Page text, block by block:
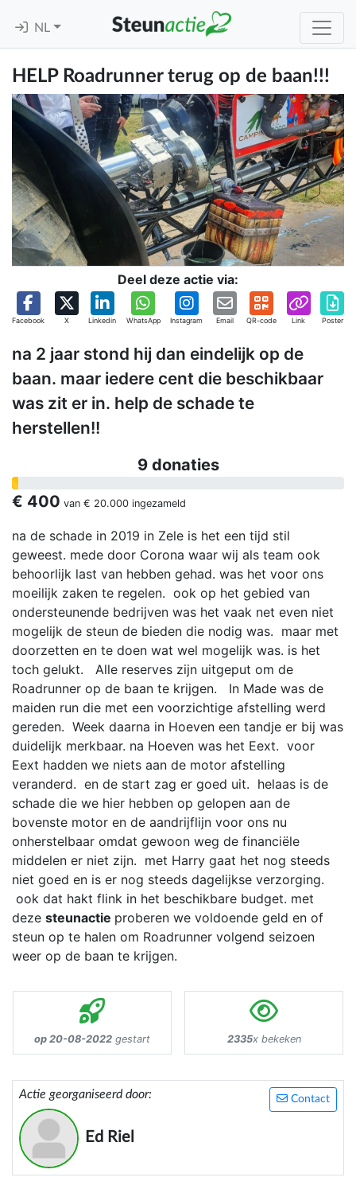
NL
HELP Roadrunner terug op de baan!!!
Deel deze actie via:
Facebook X Linkedin WhatsApp Instagram Email QR-code Link Poster
na 2 jaar stond hij dan eindelijk op de
baan. maar iedere cent die beschikbaar
was zit er in. help de schade te
herstellen!!
9 donaties
€ 400 van € 20.000 ingezameld
na de schade in 2019 in Zele is het een tijd stil
geweest. mede door Corona waar wij als team ook
behoorlijk last van hebben gehad. was het voor ons
moeilijk zaken te regelen. ook op het gebied van
ondersteunende bedrijven was het vaak net even niet
mogelijk de steun de bieden die nodig was. maar met
doorzetten en te doen wat wel mogelijk was. is het
toch gelukt. Alle reserves zijn uitgeput om de
Roadrunner op de baan te krijgen. In Made was de
maiden run die met een voorzichtige afstelling werd
gereden. Week daarna in Hoeven een tandje er bij was
duidelijk merkbaar. na Hoeven was het Eext. voor
Eext hadden we niets aan de motor afstelling
veranderd. en de start zag er goed uit. helaas is de
schade die we hier hebben op gelopen aan de
bovenste motor en de aandrijflijn voor ons nu
onherstelbaar omdat gewoon weg de financiële
middelen er niet zijn. met Harry gaat het nog steeds
niet goed en is er nog steeds dagelijkse verzorging.
ook dat hakt flink in het beschikbare budget. met
deze steunactie proberen we voldoende geld en of
steun op te halen om Roadrunner volgend seizoen
weer op de baan te krijgen.
op 20-08-2022 gestart 2335x bekeken
Contact
Actie georganiseerd door:
Ed Riel